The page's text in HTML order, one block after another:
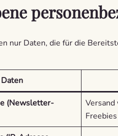
nur Daten, die für die
Daten
(Newsletter-
Freebies